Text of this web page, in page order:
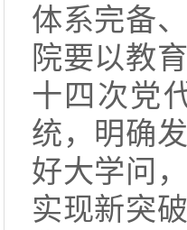
体系完备
院要以教
十四次党
统，明确
好大学问
实现新突